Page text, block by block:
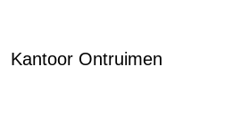
Kantoor Ontruimen